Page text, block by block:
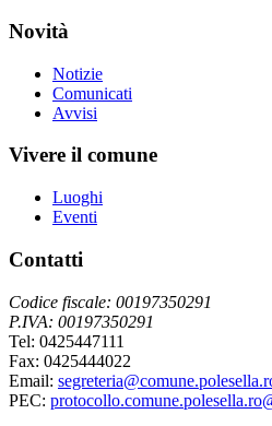
Novità
Notizie
Comunicati
Avvisi
Vivere il comune
Luoghi
Eventi
Contatti
Codice fiscale: 00197350291
P.IVA: 00197350291
Tel: 0425447111
Fax: 0425444022
Email:
PEC: